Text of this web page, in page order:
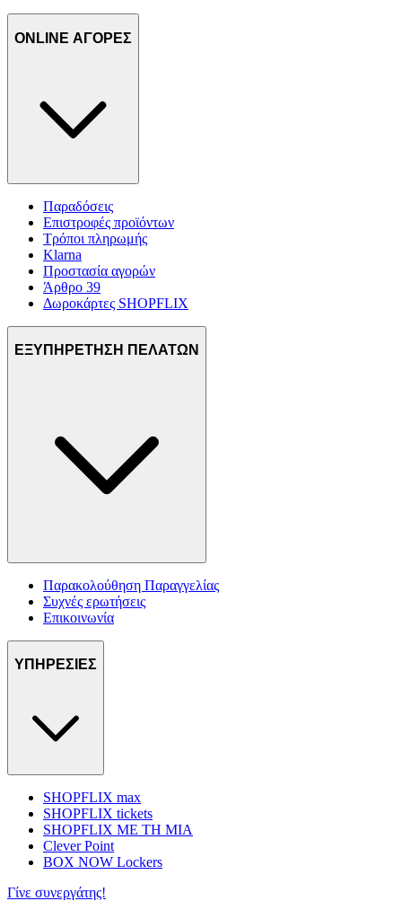
ONLINE ΑΓΟΡΕΣ
Παραδόσεις
Επιστροφές προϊόντων
Τρόποι πληρωμής
Klarna
Προστασία αγορών
Άρθρο 39
Δωροκάρτες SHOPFLIX
ΕΞΥΠΗΡΕΤΗΣΗ ΠΕΛΑΤΩΝ
Παρακολούθηση Παραγγελίας
Συχνές ερωτήσεις
Επικοινωνία
ΥΠΗΡΕΣΙΕΣ
SHOPFLIX max
SHOPFLIX tickets
SHOPFLIX ΜΕ ΤΗ ΜΙΑ
Clever Point
BOX NOW Lockers
Γίνε συνεργάτης!